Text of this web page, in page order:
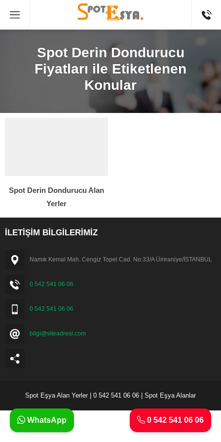
Spot Derin Dondurucu
Fiyatları ile Etiketlenen
Konular
Spot Derin Dondurucu Alan
Yerler
İLETİŞİM BİLGİLERİMİZ
Namık Kemal Mah. Cengiz Topel Cad. No:33/A Ümraniye/İSTANBUL
0 542 541 06 06
0 542 541 06 06
bilgi@siteadresi.com
Spot Eşya Alan Yerler | 0 542 541 06 06 | Spot Eşya Alanlar
0 542 541 06 06
WhatsApp